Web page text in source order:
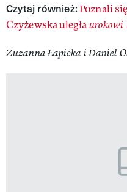
Czytaj również:Poznali
Czyżewska uległaurokowi
Zuzanna Łapicka i Daniel